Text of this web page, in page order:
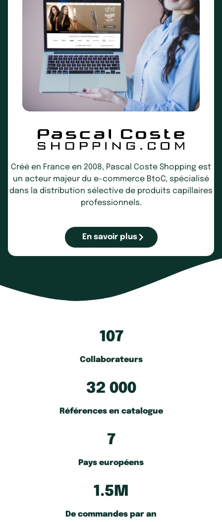
Créé en France en 2008, Pascal Coste Shopping est
un acteur majeur du e-commerce BtoC, spécialisé
dans la distribution sélective de produits capillaires
professionnels.
En savoir plus
107
Collaborateurs
32 000
Références en catalogue
7
Pays européens
1.5M
De commandes par an